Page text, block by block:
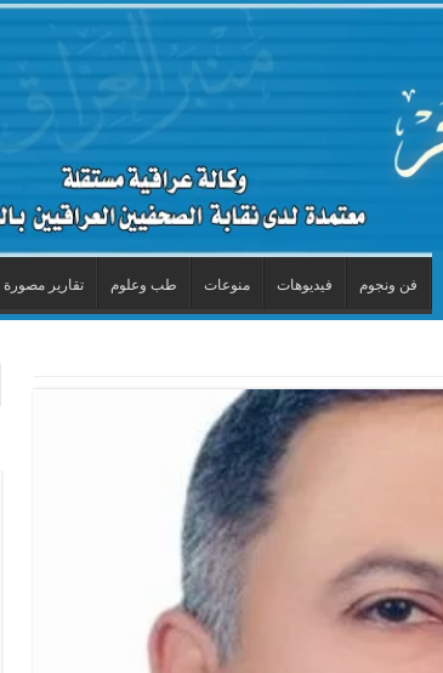
فن ونجوم فيديوهات منوعات طب وعلوم تقارير مصورة